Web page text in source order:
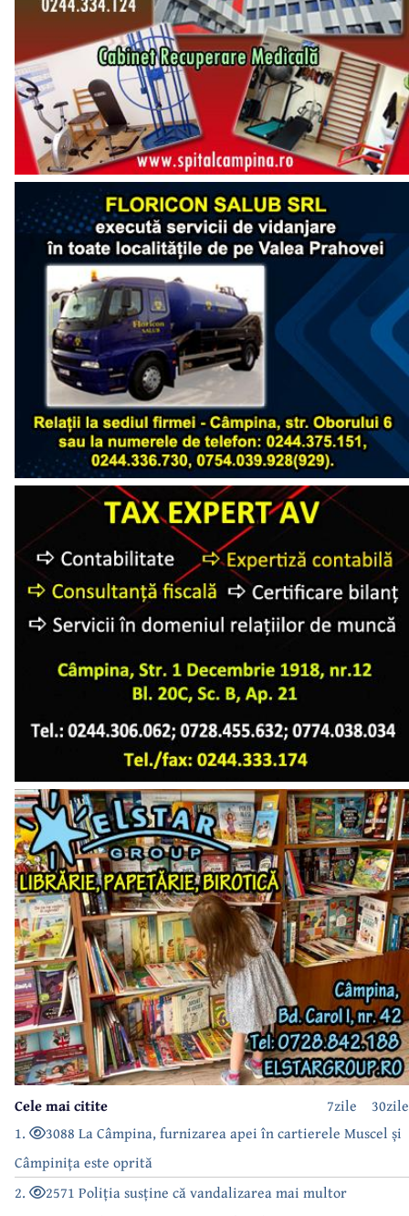
30zile
7zile
Cele mai citite
1.
3088 La Câmpina, furnizarea apei în cartierele Muscel și
Câmpinița este oprită
2.
2571 Poliția susține că vandalizarea mai multor